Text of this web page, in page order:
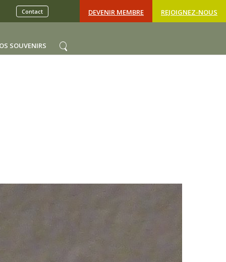
DEVENIR MEMBRE REJOIGNEZ-NOUS
Contact
SOUVENIRS